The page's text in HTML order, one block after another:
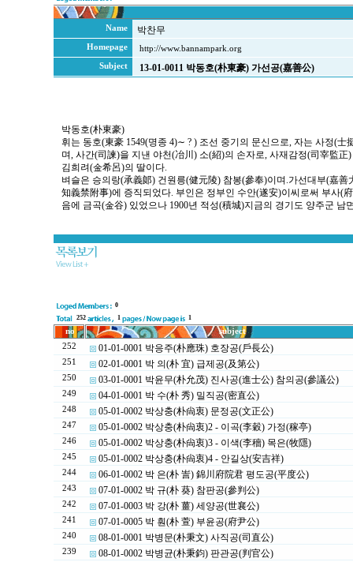
Name 박찬무
Homepage
http://www.bannampark.org
Subject
13-01-0011 박동호(朴東豪) 가선공(嘉善公)
박동호(朴東豪)
휘는 동호(東豪 1549(명종 4)∼ ? ) 조선 중기의 문신으로, 자는 사정(士
며, 사간(司諫)을 지낸 야천(冶川) 소(紹)의 손자로, 사재감정(司宰監
김희려(金希呂)의 딸이다.
벼슬은 승의랑(承義郞) 건원릉(健元陵) 참봉(參奉)이며.가선대부(嘉
知義禁附事)에 증직되었다. 부인은 정부인 수안(遂安)이씨로써 부사(
음에 금곡(金谷) 있었으나 1900년 적성(積城)지금의 경기도 양주군 남
0
252
1 1
no
subject
252
01-01-0001 박응주(朴應珠) 호장공(戶長公)
251 02-01-0001 박 의(朴 宜) 급제공(及第公)
250 03-01-0001 박윤무(朴允茂) 진사공(進士公) 참의공(參議公)
249 04-01-0001 박 수(朴 秀) 밀직공(密直公)
248 05-01-0002 박상충(朴尙衷) 문정공(文正公)
247 05-01-0002 박상충(朴尙衷)2 - 이곡(李穀) 가정(稼亭)
246 05-01-0002 박상충(朴尙衷)3 - 이색(李穡) 목은(牧隱)
245 05-01-0002 박상충(朴尙衷)4 - 안길상(安吉祥)
244 06-01-0002 박 은(朴 訔) 錦川府院君 평도공(平度公)
243 07-01-0002 박 규(朴 葵) 참판공(參判公)
242 07-01-0003 박 강(朴 薑) 세양공(世襄公)
241 07-01-0005 박 훤(朴 萱) 부윤공(府尹公)
240 08-01-0001 박병문(朴秉文) 사직공(司直公)
239 08-01-0002 박병균(朴秉鈞) 판관공(判官公)